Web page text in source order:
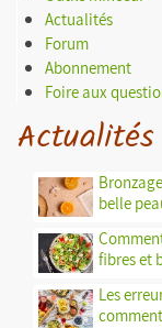
Actualités
Forum
Abonnement
Foire aux
Actualités
belle
fibres et
Les